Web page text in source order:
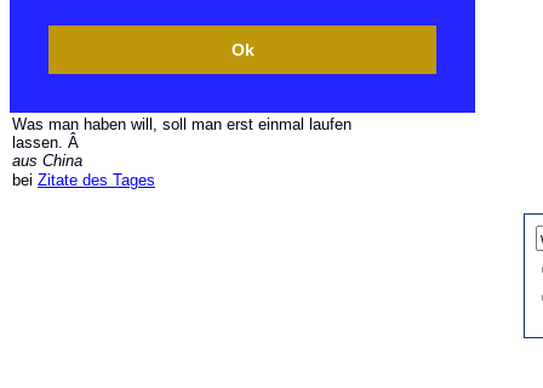
Ok
Was man haben will, soll man erst einmal laufen
lassen. Â
aus China
bei Zitate des Tages